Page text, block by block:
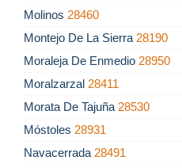
Molinos 28460
Montejo De La Sierra 28190
Moraleja De Enmedio 28950
Moralzarzal 28411
Morata De Tajuña 28530
Móstoles 28931
Navacerrada 28491